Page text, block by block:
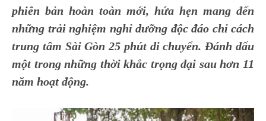
phiên bản hoàn toàn mới, hứa hẹn mang đến
những trải nghiệm nghỉ dưỡng độc đáo chỉ cách
trung tâm Sài Gòn 25 phút di chuyển. Đánh dấu
một trong những thời khắc trọng đại sau hơn 11
năm hoạt động.